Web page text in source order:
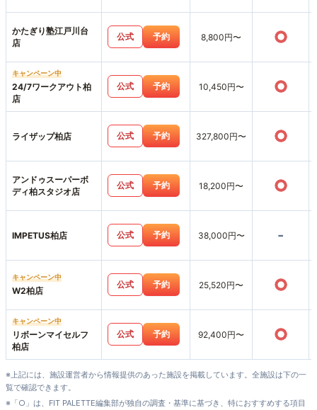
かたぎり塾江戸川台
店
公式 予約 8,800円〜 ○
キャンペーン中
24/7ワークアウト柏
店
公式 予約 10,450円〜 ○
ライザップ柏店 公式 予約 327,800円〜 ○
アンドゥスーパーボ
ディ柏スタジオ店
公式 予約 18,200円〜 ○
IMPETUS柏店 公式 予約 38,000円〜 -
キャンペーン中
W2柏店
公式 予約 25,520円〜 ○
キャンペーン中
リボーンマイセルフ
柏店
公式 予約 92,400円〜 ○
※上記には、施設運営者から情報提供のあった施設を掲載しています。全施設は下の一
覧で確認できます。
※「○」は、FIT PALETTE編集部が独自の調査・基準に基づき、特におすすめする項目